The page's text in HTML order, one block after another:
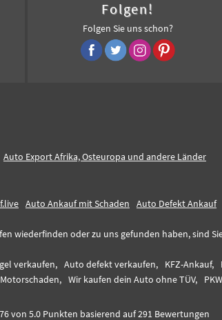
Folgen!
Folgen Sie uns schon?
Auto Export Afrika, Osteuropa und andere Länder
Auto Ankauf mit Schaden Auto Defekt Ankauf
wiederfinden oder zu uns gefunden haben, sind
verkaufen, Auto defekt verkaufen, KFZ-Ankauf,
Wir kaufen dein Auto ohne TÜV,
von 5.0 Punkten basierend auf291 Bewertungen